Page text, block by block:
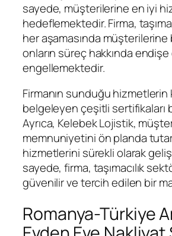
sayede, müşterilerine en iyi
hedeflemektedir. Firma,
her aşamasında müşterilerine
onların süreç hakkında endişe
engellemektedir.
Firmanın sunduğu
belgeleyen çeşitli sertifikaları
Ayrıca, Kelebek Lojistik,
memnuniyetini ön planda
hizmetlerini sürekli olarak
sayede, firma, taşımacılık
güvenilir ve tercih edilen bir
Romanya-Türkiye